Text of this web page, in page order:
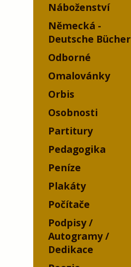
Náboženství
Německá -
Deutsche Bücher
Odborné
Omalovánky
Orbis
Osobnosti
Partitury
Pedagogika
Peníze
Plakáty
Počítače
Podpisy /
Autogramy /
Dedikace